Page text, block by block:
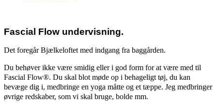
Fascial Flow undervisning.
Det foregår Bjælkeloftet med indgang fra baggården.
Du behøver ikke være smidig eller i god form for at være med til
Fascial Flow®. Du skal blot møde op i behageligt tøj, du kan
bevæge dig i, medbringe en yoga måtte og et tæppe. Jeg medbringer
øvrige redskaber, som vi skal bruge, bolde mm.